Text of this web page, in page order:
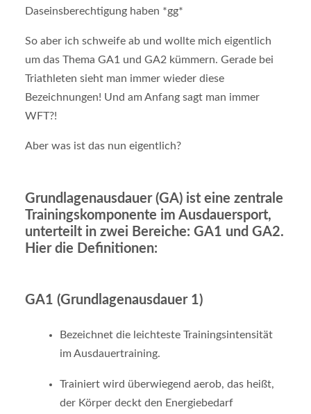
Daseinsberechtigung haben *gg*
So aber ich schweife ab und wollte mich eigentlich
um das Thema GA1 und GA2 kümmern. Gerade bei
Triathleten sieht man immer wieder diese
Bezeichnungen! Und am Anfang sagt man immer
WFT?!
Aber was ist das nun eigentlich?
Grundlagenausdauer (GA) ist eine zentrale
Trainingskomponente im Ausdauersport,
unterteilt in zwei Bereiche: GA1 und GA2.
Hier die Definitionen:
GA1 (Grundlagenausdauer 1)
Bezeichnet die leichteste Trainingsintensität
im Ausdauertraining.
Trainiert wird überwiegend aerob, das heißt,
der Körper deckt den Energiebedarf